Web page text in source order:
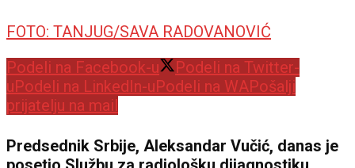
FOTO: TANJUG/SAVA RADOVANOVIĆ
Podeli na Facebook-u
Podeli na Twitter-
uPodeli na LinkedIn-uPodeli na WAPošalji
prijatelju na mail
Predsednik Srbije, Aleksandar Vučić, danas je